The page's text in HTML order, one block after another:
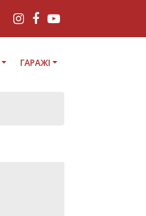
ГАРАЖІ